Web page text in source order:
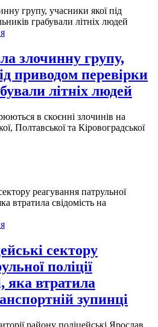
злочинну групу,
приводом перевірки
літніх людей
в скоєнні злочинів на
Полтавської та Кіровоградської
сектору
поліції
яка втратила
зупинці
району поліцейські Ярослав